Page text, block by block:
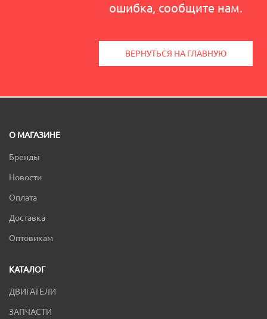
ошибка, сообщите нам.
ВЕРНУТЬСЯ НА ГЛАВНУЮ
О МАГАЗИНЕ
Бренды
Новости
Оплата
Доставка
Оптовикам
КАТАЛОГ
ДВИГАТЕЛИ
ЗАПЧАСТИ